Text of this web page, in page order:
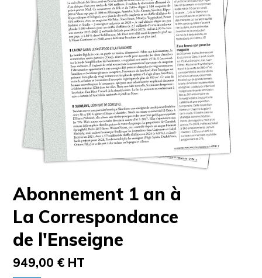
Abonnement 1 an à
La Correspondance
de l'Enseigne
949,00 € HT